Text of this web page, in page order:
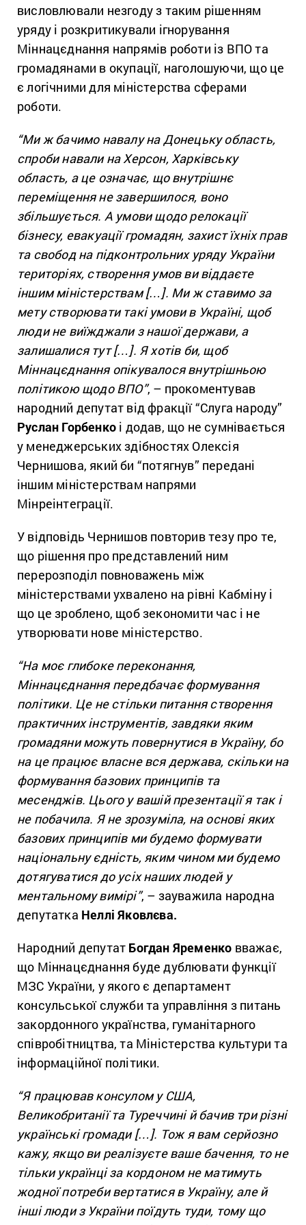
висловлювали незгоду з таким рішенням
уряду і розкритикували ігнорування
Міннацєднання напрямів роботи із ВПО та
громадянами в окупації, наголошуючи, що це
є логічними для міністерства сферами
роботи.
“Ми ж бачимо навалу на Донецьку область,
спроби навали на Херсон, Харківську
область, а це означає, що внутрішнє
переміщення не завершилося, воно
збільшується. А умови щодо релокації
бізнесу, евакуації громадян, захист їхніх прав
та свобод на підконтрольних уряду України
територіях, створення умов ви віддаєте
іншим міністерствам […]. Ми ж ставимо за
мету створювати такі умови в Україні, щоб
люди не виїжджали з нашої держави, а
залишалися тут […]. Я хотів би, щоб
Міннацєднання опікувалося внутрішньою
політикою щодо ВПО”, – прокоментував
народний депутат від фракції “Слуга народу”
Руслан Горбенко і додав, що не сумнівається
у менеджерських здібностях Олексія
Чернишова, який би “потягнув” передані
іншим міністерствам напрями
Мінреінтеграції.
У відповідь Чернишов повторив тезу про те,
що рішення про представлений ним
перерозподіл повноважень між
міністерствами ухвалено на рівні Кабміну і
що це зроблено, щоб зекономити час і не
утворювати нове міністерство.
“На моє глибоке переконання,
Міннацєднання передбачає формування
політики. Це не стільки питання створення
практичних інструментів, завдяки яким
громадяни можуть повернутися в Україну, бо
на це працює власне вся держава, скільки на
формування базових принципів та
месенджів. Цього у вашій презентації я так і
не побачила. Я не зрозуміла, на основі яких
базових принципів ми будемо формувати
національну єдність, яким чином ми будемо
дотягуватися до усіх наших людей у
ментальному вимірі”, – зауважила народна
депутатка Неллі Яковлєва.
Народний депутат Богдан Яременко вважає,
що Міннацєднання буде дублювати функції
МЗС України, у якого є департамент
консульської служби та управління з питань
закордонного українства, гуманітарного
співробітництва, та Міністерства культури та
інформаційної політики.
“Я працював консулом у США,
Великобританії та Туреччині й бачив три різні
українські громади […]. Тож я вам серйозно
кажу, якщо ви реалізуєте ваше бачення, то не
тільки українці за кордоном не матимуть
жодної потреби вертатися в Україну, але й
іншілюдиз України поїдуть туди, тому що